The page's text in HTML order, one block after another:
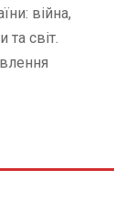
війна,
та світ.